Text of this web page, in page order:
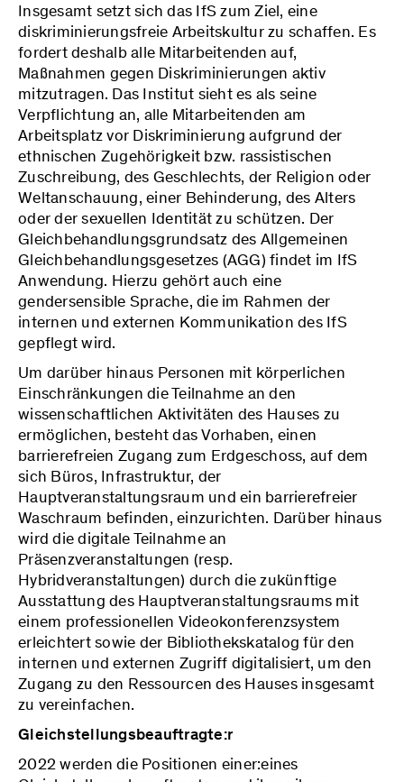
Insgesamt setzt sich das IfS zum Ziel, eine
diskriminierungsfreie Arbeitskultur zu schaffen. Es
fordert deshalb alle Mitarbeitenden auf,
Maßnahmen gegen Diskriminierungen aktiv
mitzutragen. Das Institut sieht es als seine
Verpflichtung an, alle Mitarbeitenden am
Arbeitsplatz vor Diskriminierung aufgrund der
ethnischen Zugehörigkeit bzw. rassistischen
Zuschreibung, des Geschlechts, der Religion oder
Weltanschauung, einer Behinderung, des Alters
oder der sexuellen Identität zu schützen. Der
Gleichbehandlungsgrundsatz des Allgemeinen
Gleichbehandlungsgesetzes (AGG) findet im IfS
Anwendung. Hierzu gehört auch eine
gendersensible Sprache, die im Rahmen der
internen und externen Kommunikation des IfS
gepflegt wird.
Um darüber hinaus Personen mit körperlichen
Einschränkungen die Teilnahme an den
wissenschaftlichen Aktivitäten des Hauses zu
ermöglichen, besteht das Vorhaben, einen
barrierefreien Zugang zum Erdgeschoss, auf dem
sich Büros, Infrastruktur, der
Hauptveranstaltungsraum und ein barrierefreier
Waschraum befinden, einzurichten. Darüber hinaus
wird die digitale Teilnahme an
Präsenzveranstaltungen (resp.
Hybridveranstaltungen) durch die zukünftige
Ausstattung des Hauptveranstaltungsraums mit
einem professionellen Videokonferenzsystem
erleichtert sowie der Bibliothekskatalog für den
internen und externen Zugriff digitalisiert, um den
Zugang zu den Ressourcen des Hauses insgesamt
zu vereinfachen.
Gleichstellungsbeauftragte:r
2022 werden die Positionen einer:eines